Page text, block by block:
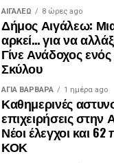
ΑΙΓΑΛΕΩ 8 ώρες ago
Δήμος Αιγάλεω:
αρκεί… για να
Γίνε Ανάδοχος
Σκύλου
ΑΓΙΑ ΒΑΡΒΑΡΑ 1 ημέρα ago
Καθημερινές
επιχειρήσεις
Νέοι έλεγχοι και
ΚΟΚ